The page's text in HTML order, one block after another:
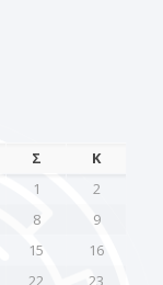
Σ
Κ
1
2
8
9
15
16